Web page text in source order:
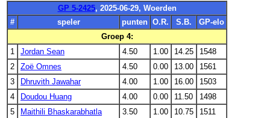
GP 5-2425, 2025-06-29, Woerden
#
speler punten O.R. S.B.
GP-elo
Groep 4:
1
Jordan Sean 4.50 1.00 14.25
1548
2
Zoë Omnes 4.50 0.00 13.00
1561
3
Dhruvith Jawahar 4.00 1.00 16.00
1503
4
Doudou Huang 4.00 0.00 11.50
1498
5
Maithili Bhaskarabhatla 3.50 1.00 10.75
1511